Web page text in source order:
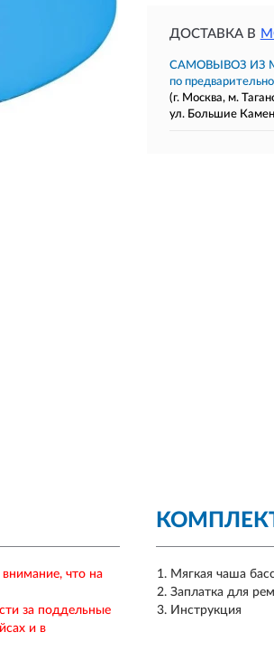
ДОСТАВКА В
САМОВЫВОЗ ИЗ
по
(г. Москва, м.
ул. Большие
Мягкая чаша
Заплатка для
Инструкция
что на
за поддельные
и в